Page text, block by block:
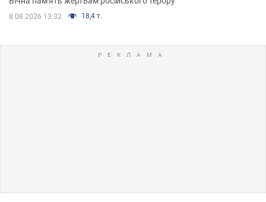
8.08.2026 13:32 18,4 т.